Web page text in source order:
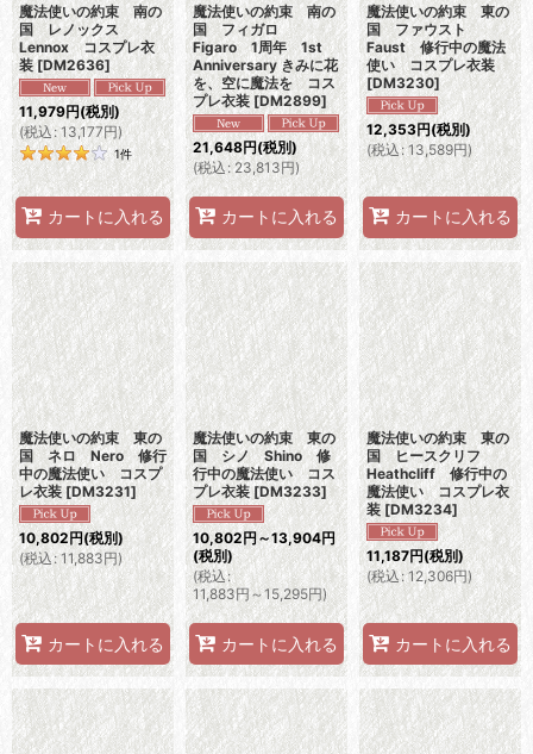
魔法使いの約束 南の
国 レノックス
Lennox コスプレ衣
装 [DM2636]
11,979円(税別)
(税込: 13,177円)
1件
カートに入れる
魔法使いの約束 南の
国 フィガロ
Figaro 1周年 1st
Anniversary きみに花
を、空に魔法を コス
プレ衣装 [DM2899]
21,648円(税別)
(税込 : 23,813円)
カートに入れる
魔法使いの約束 東の
国 ファウスト
Faust 修行中の魔法
使い コスプレ衣装
[DM3230]
12,353円(税別)
(税込: 13,589円)
カートに入れる
魔法使いの約束 東の
国 ネロ Nero 修行
中の魔法使い コスプ
レ衣装 [DM3231]
10,802円(税別)
(税込: 11,883円)
カートに入れる
魔法使いの約束 東の
国 シノ Shino 修
行中の魔法使い コス
プレ衣装 [DM3233]
10,802円～13,904円
(税別)
(税込:
11,883円～15,295円)
カートに入れる
魔法使いの約束 東の
国 ヒースクリフ
Heathcliff 修行中の
魔法使い コスプレ衣
装 [DM3234]
11,187円(税別)
(税込: 12,306円)
カートに入れる